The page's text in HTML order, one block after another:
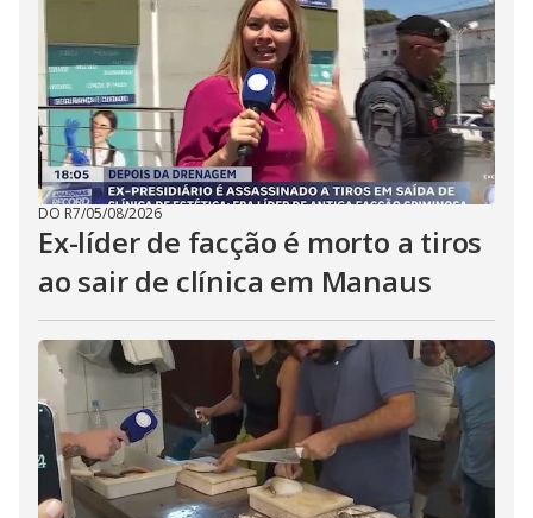
DO R7/05/08/2026
Ex-líder de facção é morto a tiros
ao sair de clínica em Manaus